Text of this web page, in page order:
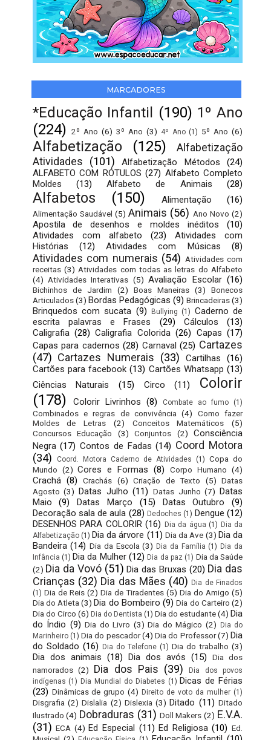
MARCADORES
*Educação Infantil (190) 1º Ano
(224) 2º Ano (6) 3º Ano (3) 4º Ano (1) 5º Ano (6)
Alfabetização (125)
Alfabetização
Atividades
(101) Alfabetização Métodos
(24)
ALFABETO COM RÓTULOS (27) Alfabeto Completo
Moldes
(13) Alfabeto de Animais (28)
Alfabetos (150) Alimentação (16)
Alimentação Saudável (5) Animais (56) Ano Novo (2)
Apostila de desenhos e moldes inéditos
(10)
Atividades com alfabeto
(23)
Atividades com
Histórias
(12) Atividades com Músicas (8)
Atividades com numerais (54) Atividades com
receitas (3) Atividades com todas as letras do Alfabeto
(4) Atividades Interativas (5) Avaliação Escolar (16)
Bichinhos de Jardim (2) Boas Maneiras (3)
Bonecos
Articulados (3) Bordas Pedagógicas (9) Brincadeiras(3)
Brinquedos com sucata (9) Bullying (1) Caderno de
escrita palavras e Frases
(29) Cálculos
(13)
Caligrafia (28) Caligrafia Colorida (26) Capas (17)
Capas para cadernos (28) Carnaval (25) Cartazes
(47) Cartazes Numerais (33) Cartilhas
(16)
Cartões para facebook (13) Cartões Whatsapp (13)
Ciências Naturais
(15) Circo (11)
Colorir
(178)
Colorir Livrinhos (8) Combate ao fumo (1)
Combinados e regras de convivência (4)
Como fazer
Moldes de Letras
(2) Conceitos Matemáticos
(5)
Concursos Educação
(3) Conjuntos (2)
Consciência
Negra (17) Contos de Fadas (14) Coord Motora
(34)
Coord. Motora Caderno de Atividades (1) Copa do
Mundo (2) Cores e Formas (8) Corpo Humano (4)
Crachá (8) Crachás (6) Criação de Texto (5) Datas
Agosto (3) Datas Julho (11) Datas Junho (7) Datas
Maio
(9) Datas Março (15) Datas Outubro
(9)
Decoração sala de aula (28) Dedoches (1) Dengue (12)
DESENHOS PARA COLORIR (16) Dia da água (1) Dia da
Alfabetização (1) Dia da árvore (11) Dia da Ave (3) Dia da
Bandeira (14) Dia da Escola (3) Dia da Família (1) Dia da
Infância (1) Dia da Mulher (12) Dia da paz (1) Dia da Saúde
(2) Dia da Vovó (51) Dia das Bruxas (20) Dia das
Crianças (32) Dia das Mães (40) Dia de Finados
(1) Dia de Reis (2) Dia de Tiradentes (5) Dia do Amigo (5)
Dia do Atleta (3) Dia do Bombeiro (9) Dia do Carteiro (2)
Dia do Circo (6) Dia do Dentista (1) Dia do estudante(4) Dia
do Índio (9) Dia do Livro (3) Dia do Mágico (2) Dia do
Marinheiro (1) Dia do pescador (4) Dia do Professor (7) Dia
do Soldado (16) Dia do Telefone (1) Dia do trabalho (3)
Dia dos animais (18) Dia dos avós (15)
Dia dos
namorados (2) Dia dos Pais (39)
Dia dos povos
indígenas (1) Dia Mundial do Diabetes (1) Dicas de Férias
(23) Dinâmicas de grupo (4) Direito de voto da mulher (1)
Disgrafia (2) Dislalia (2) Dislexia (3) Ditado (11) Ditado
Ilustrado (4) Dobraduras (31) Doll Makers (2) E.V.A.
(31) ECA (4) Ed Especial (11) Ed Religiosa (10) Ed.